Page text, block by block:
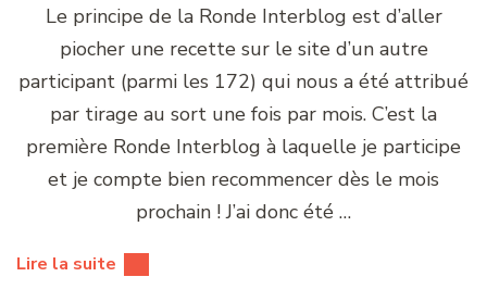
Le principe de la Ronde Interblog est d’aller
piocher une recette sur le site d’un autre
participant (parmi les 172) qui nous a été attribué
par tirage au sort une fois par mois. C’est la
première Ronde Interblog à laquelle je participe
et je compte bien recommencer dès le mois
prochain ! J’ai donc été …
Lire la suite